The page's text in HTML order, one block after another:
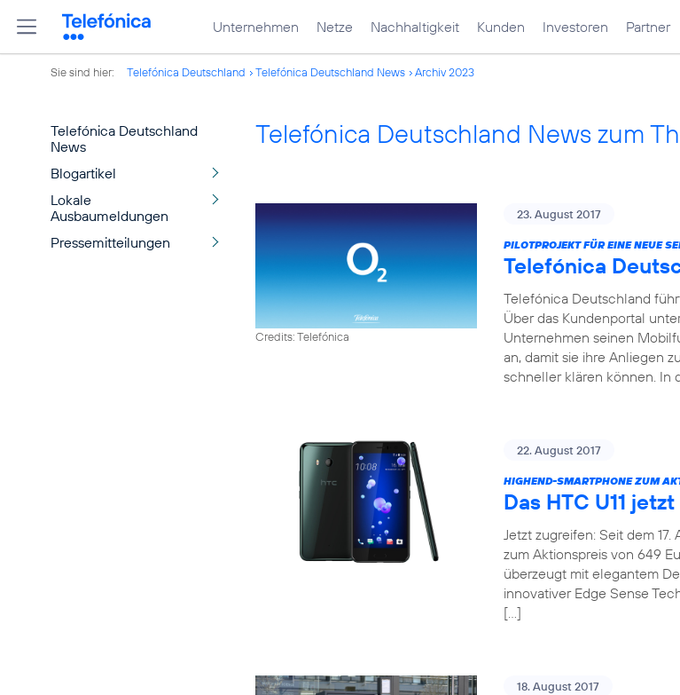
Unternehmen Netze Nachhaltigkeit Kunden Investoren Partner
Sie sind hier: Telefónica Deutschland Telefónica Deutschland News Archiv 2023
Telefónica Deutschland
News
Blogartikel
Lokale
Ausbaumeldungen
Pressemitteilungen
Telefónica Deutschland News zum
Credits: Telefónica
23. August 2017
PILOTPROJEKT FÜR EINE NEUE
Telefónica
Telefónica Deutschland
Über das Kundenportal
Unternehmen seinen
an, damit sie ihre Anliegen
schneller klären können. In
22. August 2017
HIGHEND-SMARTPHONE ZUM
Das HTC U11
Jetzt zugreifen: Seit dem
zum Aktionspreis von 649
überzeugt mit elegantem
innovativer Edge Sense
[…]
18. August 2017